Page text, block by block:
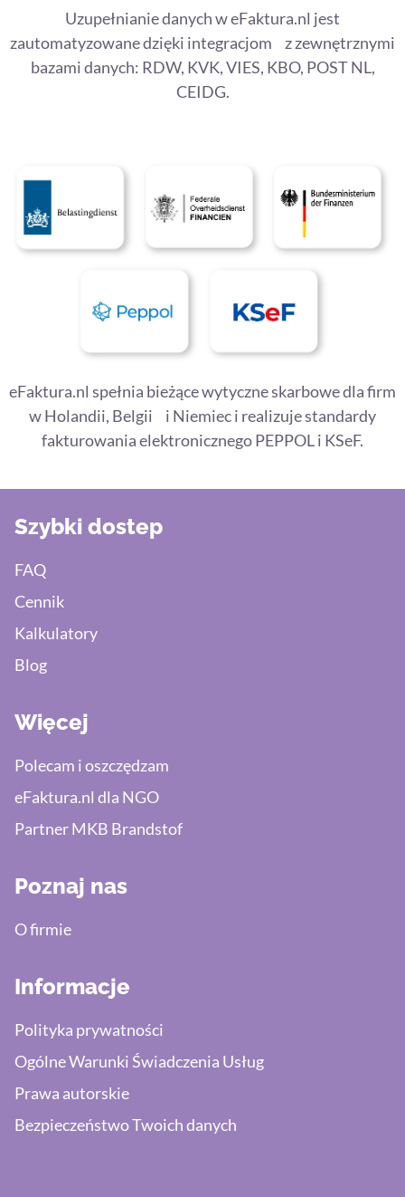
Uzupełnianie danych w eFaktura.nl jest
zautomatyzowane dzięki integracjom z zewnętrznymi
bazami danych: RDW, KVK, VIES, KBO, POST NL,
CEIDG.
eFaktura.nl spełnia bieżące wytyczne skarbowe dla firm
w Holandii, Belgii i Niemiec i realizuje standardy
fakturowania elektronicznego PEPPOL i KSeF.
Szybki dostep
FAQ
Cennik
Kalkulatory
Blog
Więcej
Polecam i oszczędzam
eFaktura.nl dla NGO
Partner MKB Brandstof
Poznaj nas
O firmie
Informacje
Polityka prywatności
Ogólne Warunki Świadczenia Usług
Prawa autorskie
Bezpieczeństwo Twoich danych